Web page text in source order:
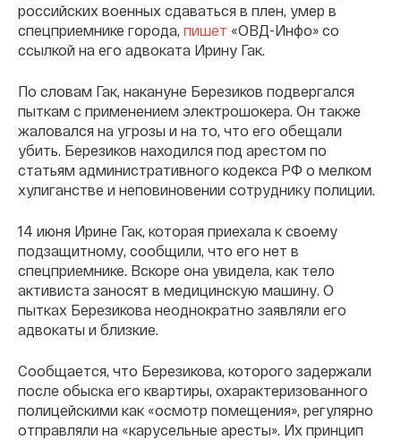
российских военных сдаваться в плен, умер в
спецприемнике города, пишет «ОВД-Инфо» со
ссылкой на его адвоката Ирину Гак.
По словам Гак, накануне Березиков подвергался
пыткам с применением электрошокера. Он также
жаловался на угрозы и на то, что его обещали
убить. Березиков находился под арестом по
статьям административного кодекса РФ о мелком
хулиганстве и неповиновении сотруднику полиции.
14 июня Ирине Гак, которая приехала к своему
подзащитному, сообщили, что его нет в
спецприемнике. Вскоре она увидела, как тело
активиста заносят в медицинскую машину. О
пытках Березикова неоднократно заявляли его
адвокаты и близкие.
Сообщается, что Березикова, которого задержали
после обыска его квартиры, охарактеризованного
полицейскими как «осмотр помещения», регулярно
отправляли на «карусельные аресты». Их принцип